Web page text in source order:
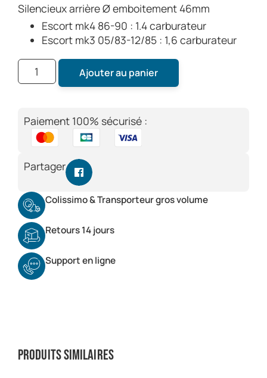
Silencieux arrière Ø emboitement 46mm
Escort mk4 86-90 : 1.4 carburateur
Escort mk3 05/83-12/85 : 1,6 carburateur
Ajouter au panier
Paiement 100% sécurisé :
Partager
Colissimo & Transporteur gros volume
Retours 14 jours
Support en ligne
Produits similaires